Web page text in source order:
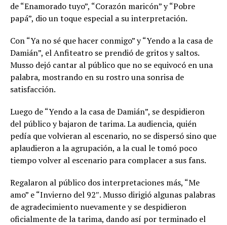
de “Enamorado tuyo”, “Corazón maricón” y “Pobre
papá”, dio un toque especial a su interpretación.
Con “Ya no sé que hacer conmigo” y “Yendo a la casa de
Damián”, el Anfiteatro se prendió de gritos y saltos.
Musso dejó cantar al público que no se equivocó en una
palabra, mostrando en su rostro una sonrisa de
satisfacción.
Luego de “Yendo a la casa de Damián”, se despidieron
del público y bajaron de tarima. La audiencia, quién
pedía que volvieran al escenario, no se dispersó sino que
aplaudieron a la agrupación, a la cual le tomó poco
tiempo volver al escenario para complacer a sus fans.
Regalaron al público dos interpretaciones más, “Me
amo” e “Invierno del 92″. Musso dirigió algunas palabras
de agradecimiento nuevamente y se despidieron
oficialmente de la tarima, dando así por terminado el